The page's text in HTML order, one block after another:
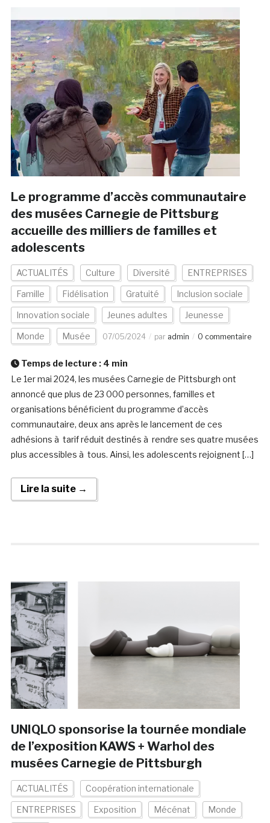
Le programme d’accès communautaire
des musées Carnegie de Pittsburg
accueille des milliers de familles et
adolescents
ACTUALITÉS Culture Diversité ENTREPRISES
Famille Fidélisation Gratuité Inclusion sociale
Innovation sociale Jeunes adultes Jeunesse
Monde Musée 07/05/2024 par admin 0 commentaire
Temps de lecture : 4 min
Le 1er mai 2024, les musées Carnegie de Pittsburgh ont
annoncé que plus de 23 000 personnes, familles et
organisations bénéficient du programme d’accès
communautaire, deux ans après le lancement de ces
adhésions à tarif réduit destinés à rendre ses quatre musées
plus accessibles à tous. Ainsi, les adolescents rejoignent […]
Lire la suite →
UNIQLO sponsorise la tournée mondiale
de l’exposition KAWS + Warhol des
musées Carnegie de Pittsburgh
ACTUALITÉS Coopération internationale
ENTREPRISES Exposition Mécénat Monde